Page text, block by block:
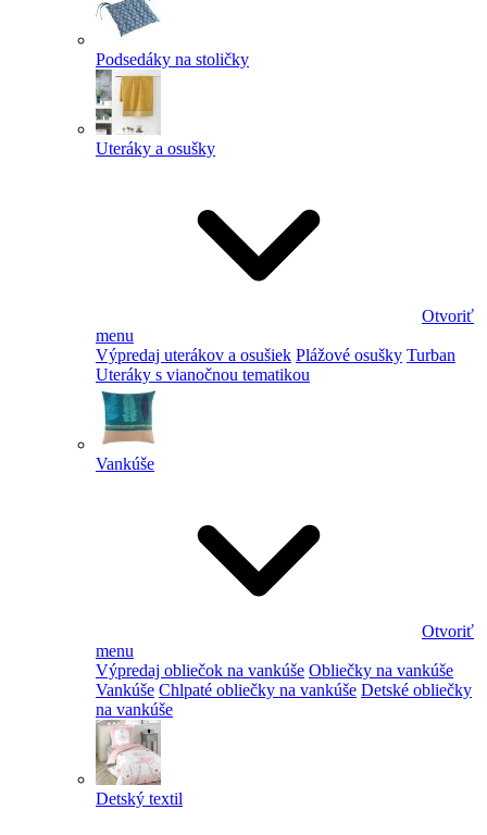
Podsedáky na stoličky
Uteráky a osušky
Otvoriť
menu
Výpredaj uterákov a osušiek Plážové osušky Turban
Uteráky s vianočnou tematikou
Vankúše
Otvoriť
menu
Výpredaj obliečok na vankúše Obliečky na vankúše
Vankúše Chlpaté obliečky na vankúše Detské obliečky
na vankúše
Detský textil